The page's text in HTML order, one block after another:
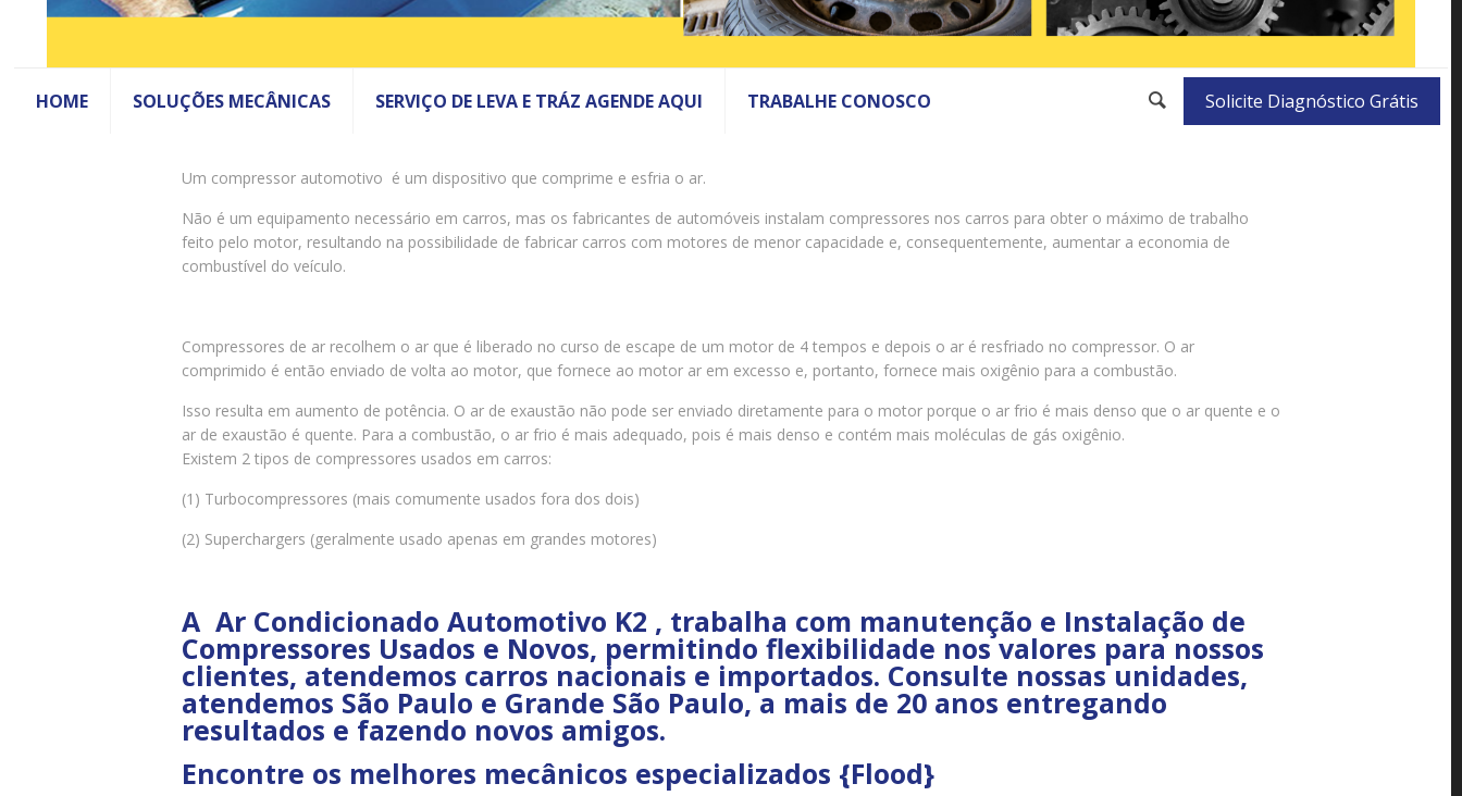
HOME SOLUÇÕES MECÂNICAS SERVIÇO DE LEVA E TRÁZ AGENDE AQUI TRABALHE CONOSCO Solicite Diagnóstico Grátis
Um compressor automotivo é um dispositivo que comprime e esfria o ar.
Não é um equipamento necessário em carros, mas os fabricantes de automóveis instalam compressores nos carros para obter o máximo de trabalho
feito pelo motor, resultando na possibilidade de fabricar carros com motores de menor capacidade e, consequentemente, aumentar a economia de
combustível do veículo.
Compressores de ar recolhem o ar que é liberado no curso de escape de um motor de 4 tempos e depois o ar é resfriado no compressor. O ar
comprimido é então enviado de volta ao motor, que fornece ao motor ar em excesso e, portanto, fornece mais oxigênio para a combustão.
Isso resulta em aumento de potência. O ar de exaustão não pode ser enviado diretamente para o motor porque o ar frio é mais denso que o ar quente e o
ar de exaustão é quente. Para a combustão, o ar frio é mais adequado, pois é mais denso e contém mais moléculas de gás oxigênio.
Existem 2 tipos de compressores usados em carros:
(1) Turbocompressores (mais comumente usados fora dos dois)
(2) Superchargers (geralmente usado apenas em grandes motores)
A Ar Condicionado Automotivo K2 , trabalha com manutenção e Instalação de
Compressores Usados e Novos, permitindo flexibilidade nos valores para nossos
clientes, atendemos carros nacionais e importados. Consulte nossas unidades,
atendemos São Paulo e Grande São Paulo, a mais de 20 anos entregando
resultados e fazendo novos amigos.
Encontre os melhores mecânicos especializados {Flood}